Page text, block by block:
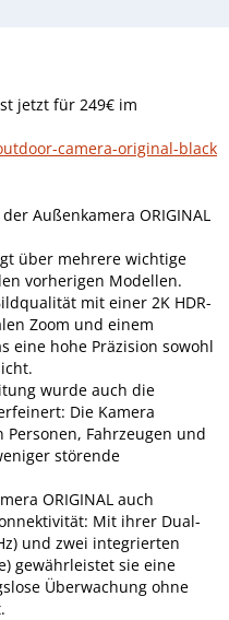
jetzt für 249€ im
camera-original-black
Außenkamera ORIGINAL
über mehrere wichtige
vorherigen Modellen.
mit einer 2K HDR-
Zoom und einem
eine hohe Präzision sowohl
wurde auch die
Die Kamera
Fahrzeugen und
störende
ORIGINAL auch
Mit ihrer Dual-
und zwei integrierten
gewährleistet sie eine
Überwachung ohne